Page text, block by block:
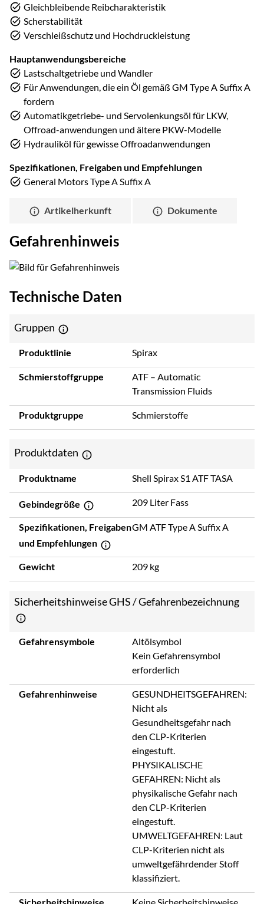
Gleichbleibende Reibcharakteristik
Scherstabilität
Verschleißschutz und Hochdruckleistung
Hauptanwendungsbereiche
Lastschaltgetriebe und Wandler
Für Anwendungen, die ein Öl gemäß GM Type A Suffix A
fordern
Automatikgetriebe- und Servolenkungsöl für LKW,
Offroad-anwendungen und ältere PKW-Modelle
Hydrauliköl für gewisse Offroadanwendungen
Spezifikationen, Freigaben und Empfehlungen
General Motors Type A Suffix A
Artikelherkunft Dokumente
Gefahrenhinweis
Technische Daten
Gruppen
Produktlinie Spirax
Schmierstoffgruppe
ATF – Automatic
Transmission Fluids
Produktgruppe Schmierstoffe
Produktdaten
Produktname Shell Spirax S1 ATF TASA
Gebindegröße 209 Liter Fass
Spezifikationen, Freigaben
und Empfehlungen
GM ATF Type A Suffix A
Gewicht 209 kg
Sicherheitshinweise GHS / Gefahrenbezeichnung
Gefahrensymbole
Altölsymbol
Kein Gefahrensymbol
erforderlich
Gefahrenhinweise
GESUNDHEITSGEFAHREN:
Nicht als
Gesundheitsgefahr nach
den CLP-Kriterien
eingestuft.
PHYSIKALISCHE
GEFAHREN: Nicht als
physikalische Gefahr nach
den CLP-Kriterien
eingestuft.
UMWELTGEFAHREN: Laut
CLP-Kriterien nicht als
umweltgefährdender Stoff
klassifiziert.